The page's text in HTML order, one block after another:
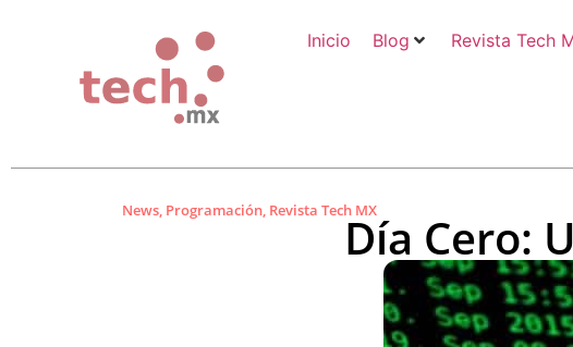
Inicio Blog Revista Tech
News, Programación, Revista Tech MXDía Cero: